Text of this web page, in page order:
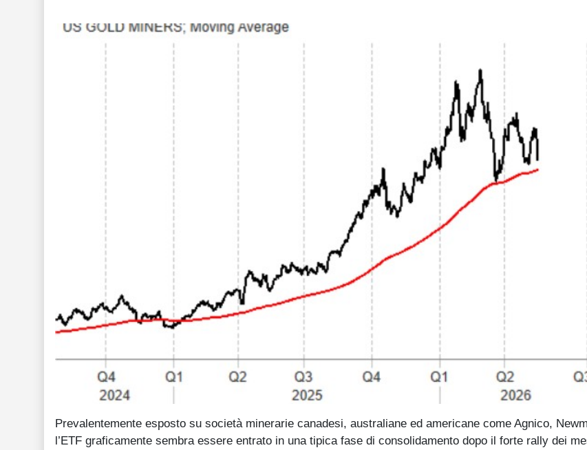
Prevalentemente esposto su società minerarie canadesi, australiane ed americane come Agnico,
l’ETF graficamente sembra essere entrato in una tipica fase di consolidamento dopo il forte rally dei